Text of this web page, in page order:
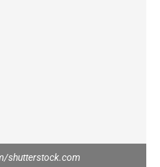
shutterstock.com